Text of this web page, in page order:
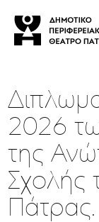
2026
της
Σχολής
Πάτρας.